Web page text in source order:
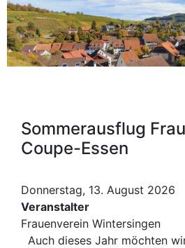
Sommerausflug
Coupe-Essen
Donnerstag, 13. August 2026
Veranstalter
Frauenverein Wintersingen
Auch dieses Jahr möchten